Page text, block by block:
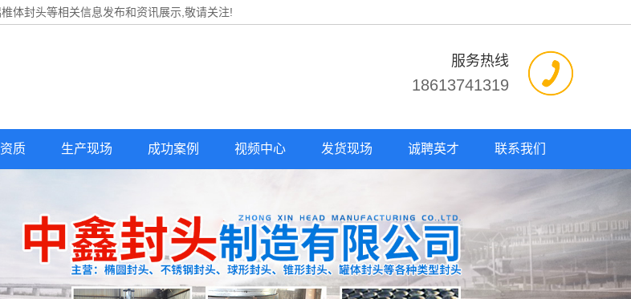
体封头等相关信息发布和资讯展示,敬请关注!
服务热线
18613741319
质 生产现场 成功案例 视频中心 发货现场 诚聘英才 联系我们